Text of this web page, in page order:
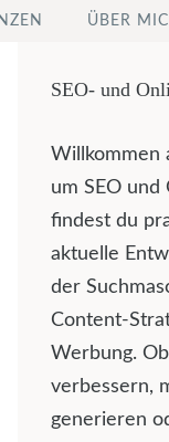
ÜBER
SEO- und
Willkommen
um SEO
findest du
aktuelle
der
Content-
Werbung.
verbessern,
generieren